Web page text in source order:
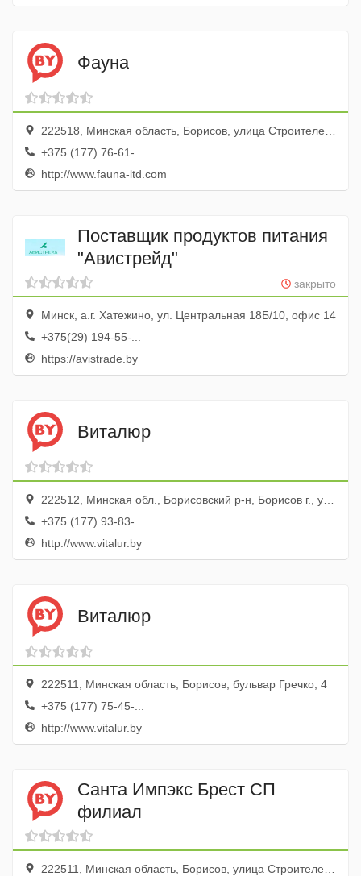
Фауна
222518, Минская область, Борисов, улица Строителей, 22
+375 (177) 76-61-...
http://www.fauna-ltd.com
Поставщик продуктов питания
"Авистрейд"
закрыто
Минск, а.г. Хатежино, ул. Центральная 18Б/10, офис 14
+375(29) 194-55-...
https://avistrade.by
Виталюр
222512, Минская обл., Борисовский р-н, Борисов г., ул. Гагарина, 4а
+375 (177) 93-83-...
http://www.vitalur.by
Виталюр
222511, Минская область, Борисов, бульвар Гречко, 4
+375 (177) 75-45-...
http://www.vitalur.by
Санта Импэкс Брест СП
филиал
222511, Минская область, Борисов, улица Строителей, 26